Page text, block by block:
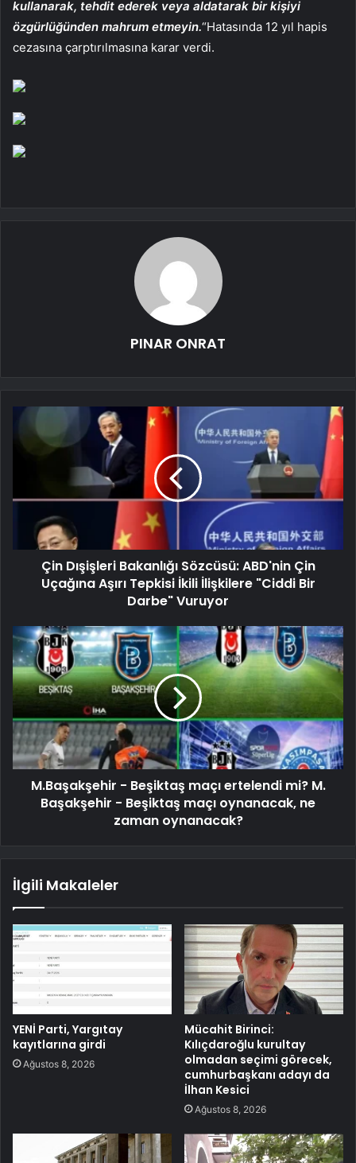
kullanarak, tehdit ederek veya aldatarak bir kişiyi
özgürlüğünden mahrum etmeyin.“Hatasında 12 yıl hapis
cezasına çarptırılmasına karar verdi.
PINAR ONRAT
Çin Dışişleri Bakanlığı Sözcüsü: ABD'nin Çin
Uçağına Aşırı Tepkisi İkili İlişkilere "Ciddi Bir
Darbe" Vuruyor
M.Başakşehir - Beşiktaş maçı ertelendi mi? M.
Başakşehir - Beşiktaş maçı oynanacak, ne
zaman oynanacak?
İlgili Makaleler
YENİ Parti, Yargıtay
kayıtlarına girdi
Ağustos 8, 2026
Mücahit Birinci:
Kılıçdaroğlu kurultay
olmadan seçimi görecek,
cumhurbaşkanı adayı da
İlhan Kesici
Ağustos 8, 2026